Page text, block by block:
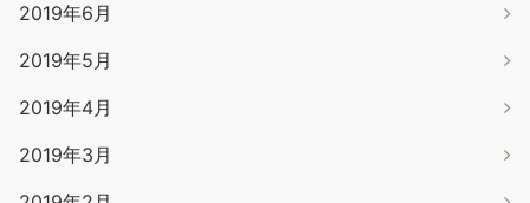
2019年6月
2019年5月
2019年4月
2019年3月